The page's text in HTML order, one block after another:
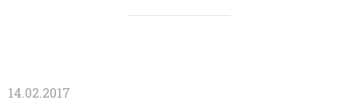
14.02.2017